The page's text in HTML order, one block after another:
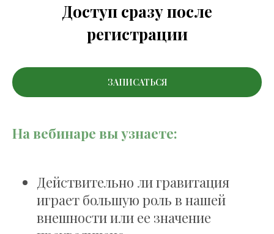
Доступ сразу после
регистрации
ЗАПИСАТЬСЯ
На вебинаре вы узнаете:
Действительно ли гравитация
играет большую роль в нашей
внешности или ее значение